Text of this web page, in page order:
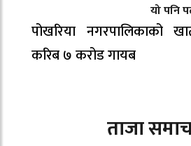
यो पनि
पोखरिया नगरपालिकाको
करिब ७ करोड गायब
ताजा